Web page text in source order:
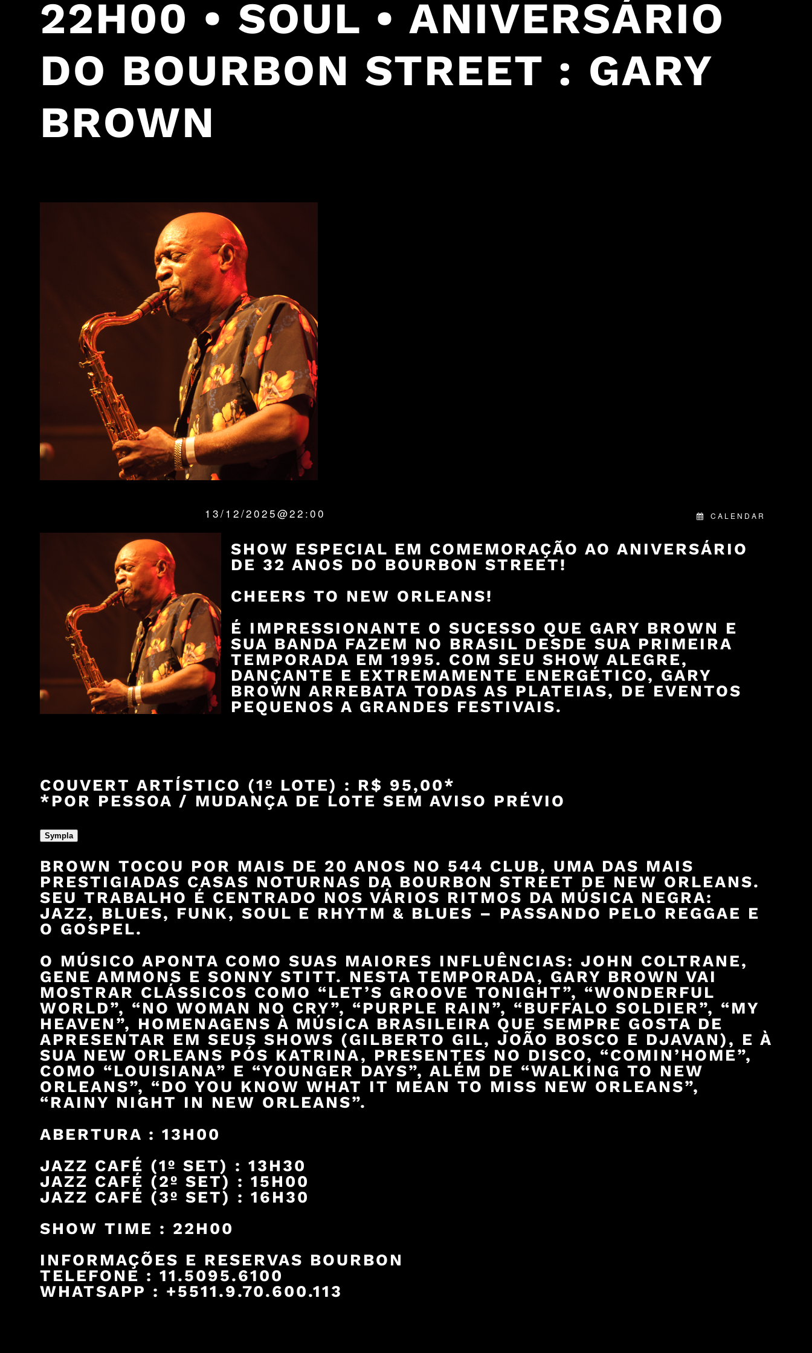
22H00 • SOUL • ANIVERSÁRIO
DO BOURBON STREET : GARY
BROWN
CALENDAR
13/12/2025@22:00
SHOW ESPECIAL EM COMEMORAÇÃO AO ANIVERSÁRIO
DE 32 ANOS DO BOURBON STREET!
CHEERS TO NEW ORLEANS!
É IMPRESSIONANTE O SUCESSO QUE GARY BROWN E
SUA BANDA FAZEM NO BRASIL DESDE SUA PRIMEIRA
TEMPORADA EM 1995. COM SEU SHOW ALEGRE,
DANÇANTE E EXTREMAMENTE ENERGÉTICO, GARY
BROWN ARREBATA TODAS AS PLATEIAS, DE EVENTOS
PEQUENOS A GRANDES FESTIVAIS.
COUVERT ARTÍSTICO (1º LOTE) : R$ 95,00*
*POR PESSOA / MUDANÇA DE LOTE SEM AVISO PRÉVIO
Sympla
BROWN TOCOU POR MAIS DE 20 ANOS NO 544 CLUB, UMA DAS MAIS
PRESTIGIADAS CASAS NOTURNAS DA BOURBON STREET DE NEW ORLEANS.
SEU TRABALHO É CENTRADO NOS VÁRIOS RITMOS DA MÚSICA NEGRA:
JAZZ, BLUES, FUNK, SOUL E RHYTM & BLUES – PASSANDO PELO REGGAE E
O GOSPEL.
O MÚSICO APONTA COMO SUAS MAIORES INFLUÊNCIAS: JOHN COLTRANE,
GENE AMMONS E SONNY STITT. NESTA TEMPORADA, GARY BROWN VAI
MOSTRAR CLÁSSICOS COMO “LET’S GROOVE TONIGHT”, “WONDERFUL
WORLD”, “NO WOMAN NO CRY”, “PURPLE RAIN”, “BUFFALO SOLDIER”, “MY
HEAVEN”, HOMENAGENS À MÚSICA BRASILEIRA QUE SEMPRE GOSTA DE
APRESENTAR EM SEUS SHOWS (GILBERTO GIL, JOÃO BOSCO E DJAVAN), E À
SUA NEW ORLEANS PÓS KATRINA, PRESENTES NO DISCO, “COMIN’HOME”,
COMO “LOUISIANA” E “YOUNGER DAYS”, ALÉM DE “WALKING TO NEW
ORLEANS”, “DO YOU KNOW WHAT IT MEAN TO MISS NEW ORLEANS”,
“RAINY NIGHT IN NEW ORLEANS”.
ABERTURA : 13H00
JAZZ CAFÉ (1º SET) : 13H30
JAZZ CAFÉ (2º SET) : 15H00
JAZZ CAFÉ (3º SET) : 16H30
SHOW TIME : 22H00
INFORMAÇÕES E RESERVAS BOURBON
TELEFONE : 11.5095.6100
WHATSAPP : +5511.9.70.600.113